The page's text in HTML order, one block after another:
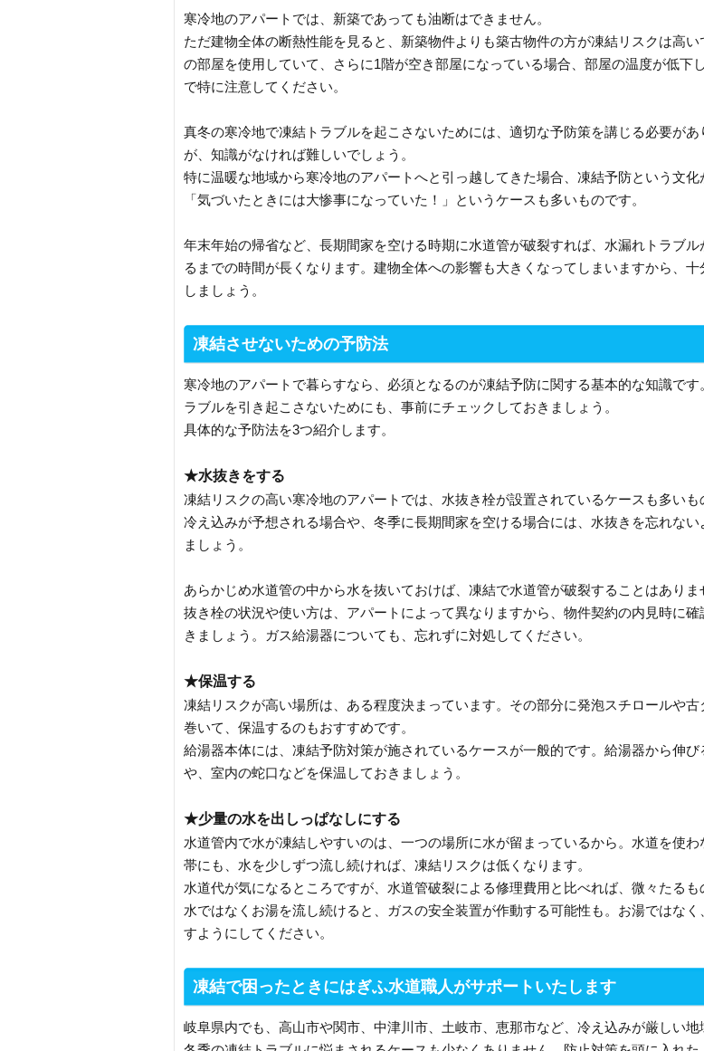
寒冷地のアパートでは、新築であっても油断はできません。
ただ建物全体の断熱性能を見ると、新築物件よりも築古物件の方が凍結リスクは高い
の部屋を使用していて、さらに1階が空き部屋になっている場合、部屋の温度が低下
で特に注意してください。
真冬の寒冷地で凍結トラブルを起こさないためには、適切な予防策を講じる必要があ
が、知識がなければ難しいでしょう。
特に温暖な地域から寒冷地のアパートへと引っ越してきた場合、凍結予防という文化
「気づいたときには大惨事になっていた！」というケースも多いものです。
年末年始の帰省など、長期間家を空ける時期に水道管が破裂すれば、水漏れトラブル
るまでの時間が長くなります。建物全体への影響も大きくなってしまいますから、十
しましょう。
凍結させないための予防法
寒冷地のアパートで暮らすなら、必須となるのが凍結予防に関する基本的な知識です
ラブルを引き起こさないためにも、事前にチェックしておきましょう。
具体的な予防法を3つ紹介します。
★水抜きをする
凍結リスクの高い寒冷地のアパートでは、水抜き栓が設置されているケースも多いも
冷え込みが予想される場合や、冬季に長期間家を空ける場合には、水抜きを忘れない
ましょう。
あらかじめ水道管の中から水を抜いておけば、凍結で水道管が破裂することはありま
抜き栓の状況や使い方は、アパートによって異なりますから、物件契約の内見時に確
きましょう。ガス給湯器についても、忘れずに対処してください。
★保温する
凍結リスクが高い場所は、ある程度決まっています。その部分に発泡スチロールや古
巻いて、保温するのもおすすめです。
給湯器本体には、凍結予防対策が施されているケースが一般的です。給湯器から伸び
や、室内の蛇口などを保温しておきましょう。
★少量の水を出しっぱなしにする
水道管内で水が凍結しやすいのは、一つの場所に水が留まっているから。水道を使わ
帯にも、水を少しずつ流し続ければ、凍結リスクは低くなります。
水道代が気になるところですが、水道管破裂による修理費用と比べれば、微々たるも
水ではなくお湯を流し続けると、ガスの安全装置が作動する可能性も。お湯ではなく
すようにしてください。
凍結で困ったときにはぎふ水道職人がサポートいたします
岐阜県内でも、高山市や関市、中津川市、土岐市、恵那市など、冷え込みが厳しい地